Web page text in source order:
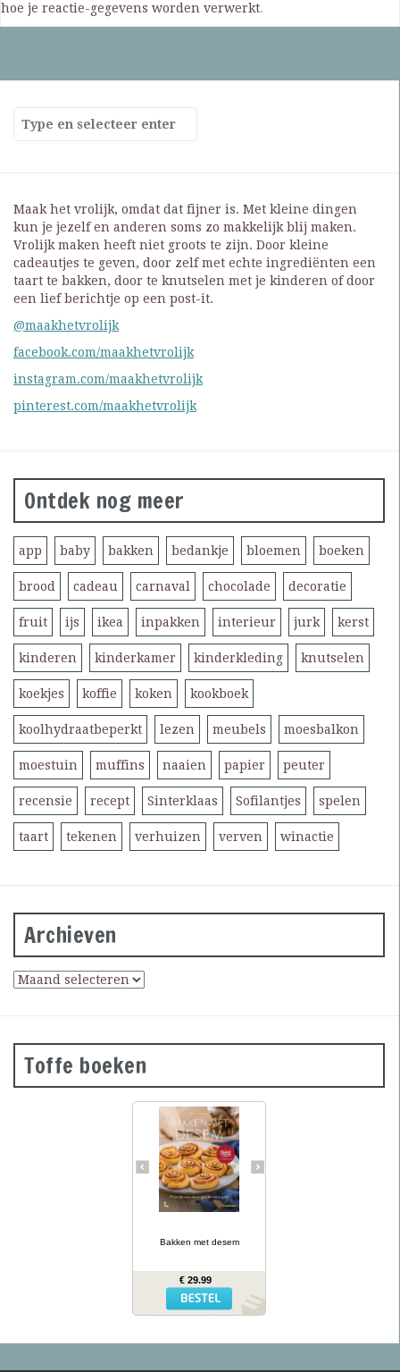
hoe je reactie-gegevens worden verwerkt.
Maak het vrolijk, omdat dat fijner is. Met kleine dingen
kun je jezelf en anderen soms zo makkelijk blij maken.
Vrolijk maken heeft niet groots te zijn. Door kleine
cadeautjes te geven, door zelf met echte ingrediënten een
taart te bakken, door te knutselen met je kinderen of door
een lief berichtje op een post-it.
@maakhetvrolijk
facebook.com/maakhetvrolijk
instagram.com/maakhetvrolijk
pinterest.com/maakhetvrolijk
Ontdek nog meer
app baby bakken bedankje bloemen boeken
brood cadeau carnaval chocolade decoratie
fruit ijs ikea inpakken interieur jurk kerst
kinderen kinderkamer kinderkleding knutselen
koekjes koffie koken kookboek
koolhydraatbeperkt lezen meubels moesbalkon
moestuin muffins naaien papier peuter
recensie recept Sinterklaas Sofilantjes spelen
taart tekenen verhuizen verven winactie
Archieven
Toffe boeken
Desembrood is
voedzaam, licht
verteerbaar, goed voor de
darmflora én superlekker.
In haar tweede prachtig
geïllustreerde bakboek
verklapt de Sloveense
Anita Sumer de geheimen
van het lekkere brood
brood met het
fougasse, naanbrood,
hamburgerbroodjes,
kaneelbollen, wafels en
panettone. Naast de 77
hoe je het deeg moet
Bakken met desem
€ 29.99